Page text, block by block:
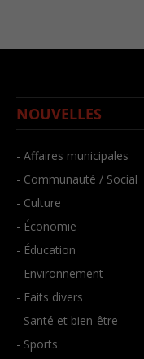
NOUVELLES
- Affaires municipales
- Communauté / Social
- Culture
- Économie
- Éducation
- Environnement
- Faits divers
- Santé et bien-être
- Sports